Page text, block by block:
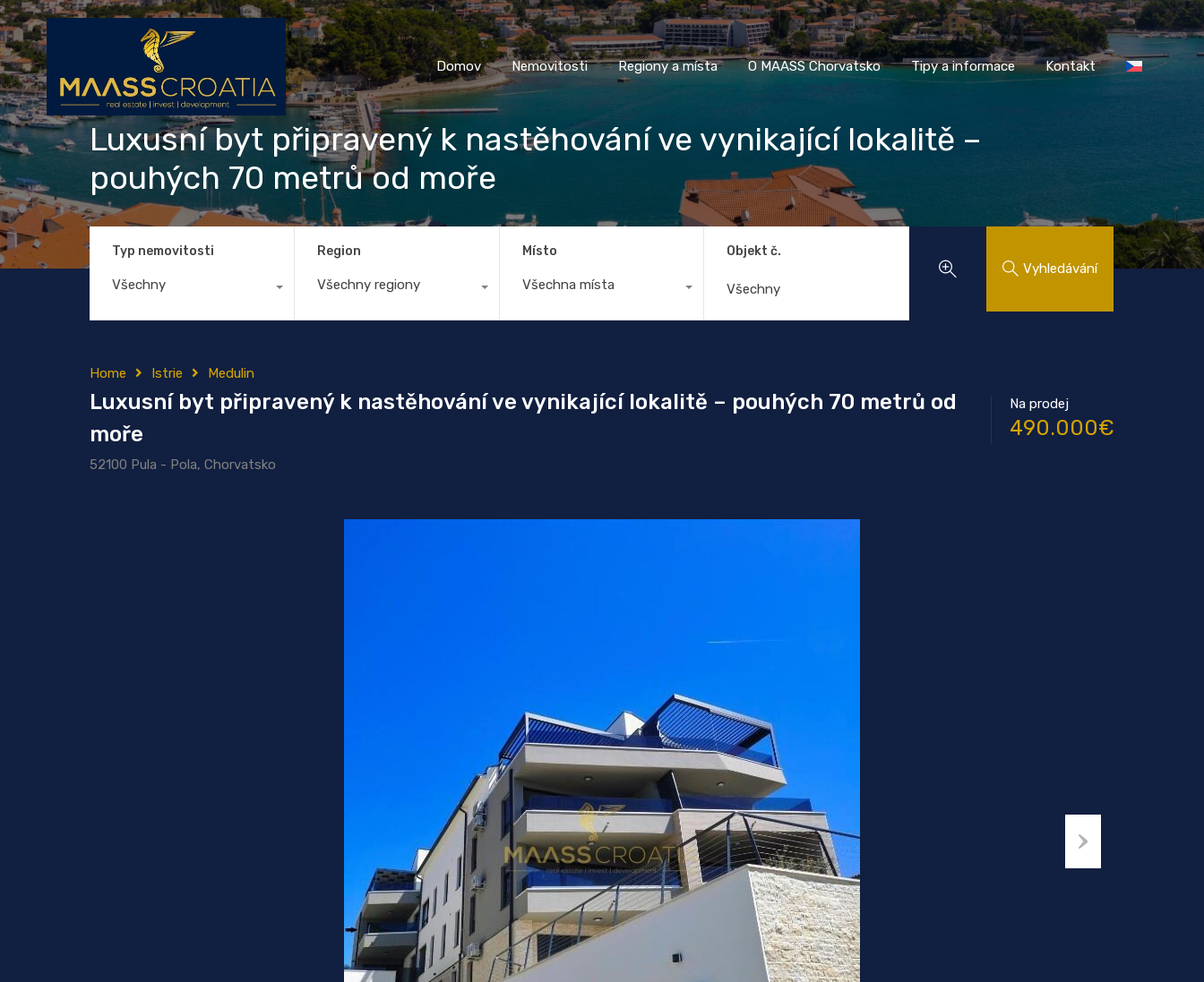
Domov Nemovitosti Regiony a místa O MAASS Chorvatsko Tipy a informace Kontakt
Domov Nemovitosti Regiony a místa O MAASS Chorvatsko Tipy a informace Kontakt
Luxusní byt připravený k nastěhování ve vynikající lokalitě –
pouhých 70 metrů od moře
Typ nemovitosti
Všechny
Region
Všechny regiony
Místo
Všechna místa
Objekt č.
Vyhledávání
Home Istrie Medulin
Luxusní byt připravený k nastěhování ve vynikající lokalitě – pouhých 70 metrů od
moře
52100 Pula - Pola, Chorvatsko
Na prodej
490.000€